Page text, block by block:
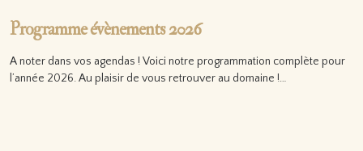
Programme évènements 2026
A noter dans vos agendas ! Voici notre programmation complète pour
l’année 2026. Au plaisir de vous retrouver au domaine !…